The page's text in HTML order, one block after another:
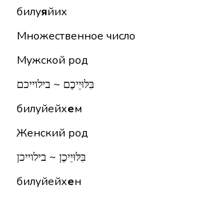
билуяйих
Множественное число
Мужской род
בִּלּוּיֵיכֶם ~ בילוייכם
билуйейхем
Женский род
בִּלּוּיֵיכֶן ~ בילוייכן
билуйейхен